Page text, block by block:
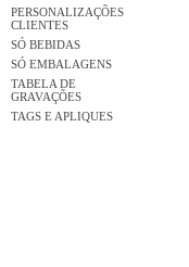
PERSONALIZAÇÕES
CLIENTES
SÓ BEBIDAS
SÓ EMBALAGENS
TABELA DE
GRAVAÇÕES
TAGS E APLIQUES